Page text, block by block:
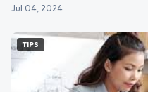
Jul 04, 2024
TIPS